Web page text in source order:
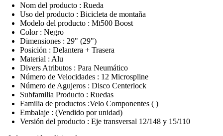
Nom del producto : Rueda
Uso del producto : Bicicleta de montaña
Modelo del producto : Mt500 Boost
Color : Negro
Dimensiones : 29" (29")
Posición : Delantera + Trasera
Material : Alu
Divers Atributos : Para Neumático
Número de Velocidades : 12 Microspline
Número de Agujeros : Disco Centerlock
Subfamilia Producto : Ruedas
Familia de productos :Velo Componentes ( )
Embalaje : (Vendido por unidad)
Versión del producto : Eje transversal 12/148 y 15/110